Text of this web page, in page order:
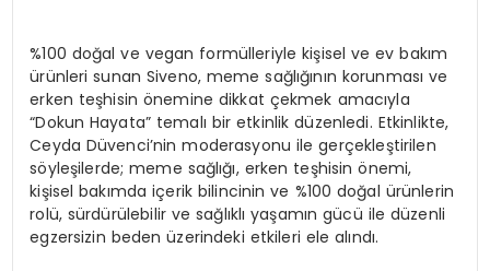
%100 doğal ve vegan formülleriyle kişisel ve ev bakım
ürünleri sunan Siveno, meme sağlığının korunması ve
erken teşhisin önemine dikkat çekmek amacıyla
“Dokun Hayata” temalı bir etkinlik düzenledi. Etkinlikte,
Ceyda Düvenci’nin moderasyonu ile gerçekleştirilen
söyleşilerde; meme sağlığı, erken teşhisin önemi,
kişisel bakımda içerik bilincinin ve %100 doğal ürünlerin
rolü, sürdürülebilir ve sağlıklı yaşamın gücü ile düzenli
egzersizin beden üzerindeki etkileri ele alındı.